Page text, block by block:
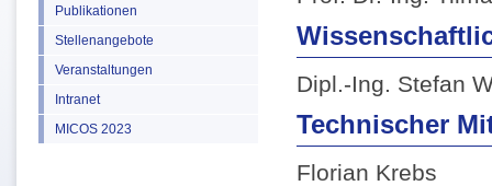
Publikationen
Stellenangebote
Veranstaltungen
Intranet
MICOS 2023
Dipl.-Ing. Stefan
Technischer
Florian Krebs